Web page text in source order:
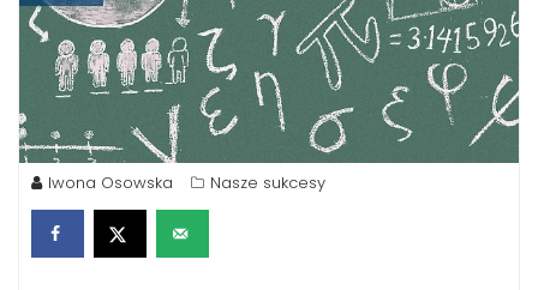
Iwona Osowska Nasze sukcesy